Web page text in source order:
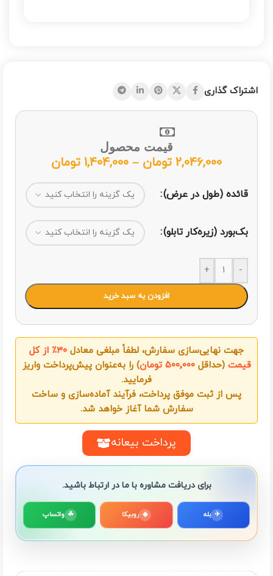
اشتراک گذاری
قیمت محصول
2,046,000 تومان –
1,404,000 تومان
قائده (طول در عرض)
بک‌بورد (زیره‌کار تابلو)
-
+
افزودن به سبد خرید
جهت نهایی‌سازی سفارش، لطفاً مبلغی معادل
۳۰٪ از کل
قیمت (حداقل۵۰۰٬۰۰۰ تومان
) را به‌عنوان پیش‌پرداخت واریز
فرمایید.
پس از ثبت موفق پرداخت، فرآیند آماده‌سازی و ساخت
سفارش شما آغاز خواهد شد.
پرداخت بیعانه
برای دریافت مشاوره با ما در ارتباط باشید.
✈ بله ◆ روبیکا ☘ واتساپ